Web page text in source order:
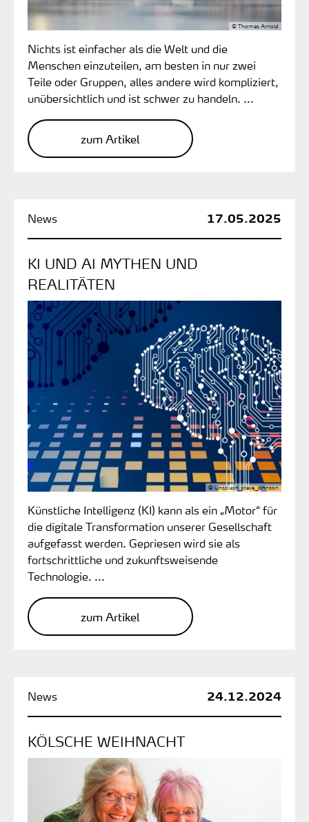
© Thomas Arnold
Nichts ist einfacher als die Welt und die
Menschen einzuteilen, am besten in nur zwei
Teile oder Gruppen, alles andere wird kompliziert,
unübersichtlich und ist schwer zu handeln. ...
zum Artikel
KI UND AI MYTHEN UND
REALITÄTEN
© Unsplash_steve_Johnson
17.05.2025
Künstliche Intelligenz (KI) kann als ein „Motor“ für
die digitale Transformation unserer Gesellschaft
aufgefasst werden. Gepriesen wird sie als
fortschrittliche und zukunftsweisende
Technologie. ...
zum Artikel
KÖLSCHE WEIHNACHT
24.12.2024